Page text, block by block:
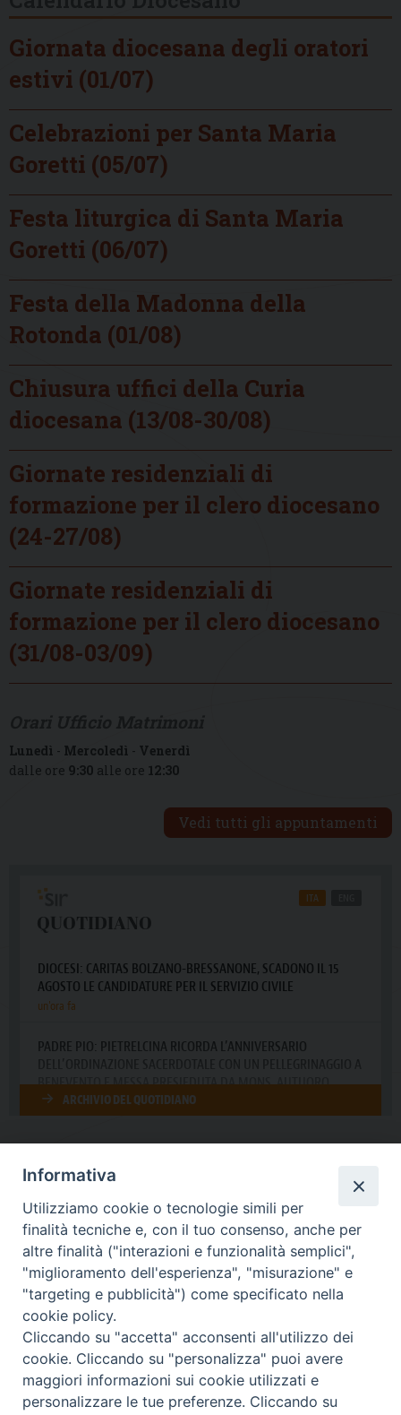
Giornata diocesana degli oratori
estivi (01/07)
Celebrazioni per Santa Maria
Goretti (05/07)
Festa liturgica di Santa Maria
Goretti (06/07)
Festa della Madonna della
Rotonda (01/08)
Chiusura uffici della Curia
diocesana (13/08-30/08)
Giornate residenziali di
formazione per il clero diocesano
(24-27/08)
Giornate residenziali di
formazione per il clero diocesano
(31/08-03/09)
Lunedì - Mercoledì - Venerdì
dalle ore 9:30 alle ore 12:30
Vedi tutti gli appuntamenti
DIOCESI SUBURBICARIA DI ALBANO
Contatti:Tel.: 06.93268401 - Fax.: 06.9323844
E-mail:curia@diocesidialbano.it
Orari: dal Lunedì al Venerdì Ore: 9:00 - 13:00
Lunedì, Mercoledì e Venerdì, Ore 9:30 - 12:30
Informativa
Utilizziamo cookie o tecnologie simili per
finalità tecniche e, con il tuo consenso, anche per
altre finalità ("interazioni e funzionalità semplici",
"miglioramento dell'esperienza", "misurazione" e
"targeting e pubblicità") come specificato nella
cookie policy.
Cliccando su "accetta" acconsenti all'utilizzo dei
cookie. Cliccando su "personalizza" puoi avere
maggiori informazioni sui cookie utilizzati e
personalizzare le tue preferenze. Cliccando su